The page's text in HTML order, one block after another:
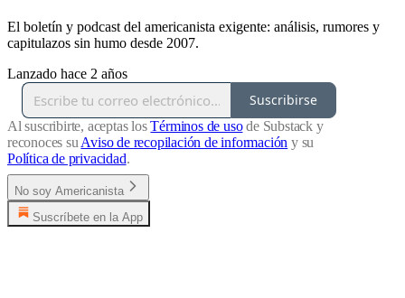
El boletín y podcast del americanista exigente: análisis, rumores y
capitulazos sin humo desde 2007.
Lanzado hace 2 años
Suscribirse
Al suscribirte, aceptas losTérminos de usode Substack y
reconoces su Aviso de recopilación de información y su
Política de privacidad.
No soy Americanista
Suscríbete en la App